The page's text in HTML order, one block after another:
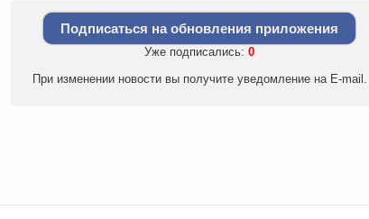
Подписаться на обновления приложения
Уже подписались: 0
При изменении новости вы получите уведомление на E-mail.